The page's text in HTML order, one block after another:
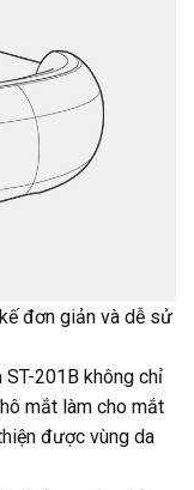
đơn giản và dễ sử
201B không chỉ
mắt làm cho mắt
được vùng da